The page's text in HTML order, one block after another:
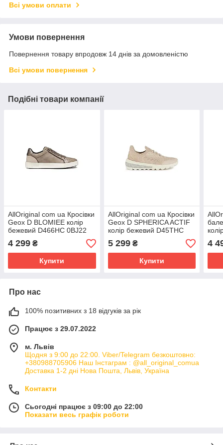
Всі умови оплати
Умови повернення
Повернення товару впродовж 14 днів за домовленістю
Всі умови повернення
Подібні товари компанії
AllOriginal com ua Кросівки
Geox D BLOMIEE колір
бежевий D466HC 0BJ22
C6738 РОЗМІРИ
ЗАПИТУЙТЕ
4 299 ₴
Купити
AllOriginal com ua Кросівки
Geox D SPHERICA ACTIF
колір бежевий D45THC
07Q7Z C5322 РОЗМІРИ
ЗАПИТУЙТЕ
5 299₴
Купити
4
Про нас
100% позитивних з 18 відгуків за рік
Працює з 29.07.2022
м. Львів
Щодня з 9:00 до 22:00. Viber/Telegram безкоштовно:
+380988705906 Наш Інстаграм : @all_original_comua
Доставка 1-2 дні Нова Пошта, Львів, Україна
Контакти
Сьогодні працює з 09:00 до 22:00
Показати весь графік роботи